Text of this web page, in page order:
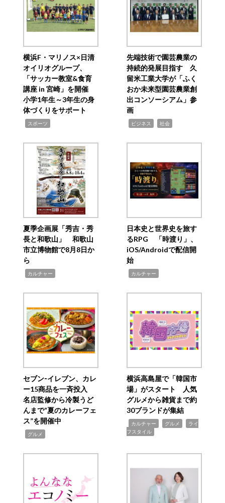
横浜F・マリノス×日清
オイリオグループ、
「サッカー教室&食育
講座 in 宮崎」を開催
小学1年生～3年生の身
体づくりをサポート
スポーツ
先端技術で園芸農業の
持続的発展目指す 久
留米工業大学が「ふく
おか未来型園芸農業創
出コンソーシアム」参
画
ビジネス 社会
夏季企画展「秀吉・秀
長と和歌山」 和歌山
市立博物館で8月8日か
ら
カルチャー
日本史と世界史を旅す
るRPG 「時渡り」、
iOS/Androidで配信開
始
カルチャー
セブン‐イレブン、カレ
ー15商品を一斉投入
名店監修から冷製うど
んまで“夏のカレーフェ
ス”を開催中
グルメ
横浜高島屋で「韓国市
場」がスタート 人気
グルメから雑貨まで約
30ブランドが集結
カルチャー グルメ
ライ
フスタイル